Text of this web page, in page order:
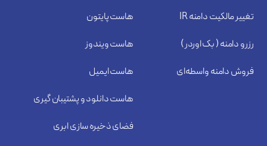
تغییر مالکیت دامنه IR
رزرو دامنه ( بک اوردر )
فروش دامنه واسطه‌ای
هاست پایتون
هاست ویندوز
هاست ایمیل
هاست دانلود و پشتیبان گیری
فضای ذخیره سازی ابری